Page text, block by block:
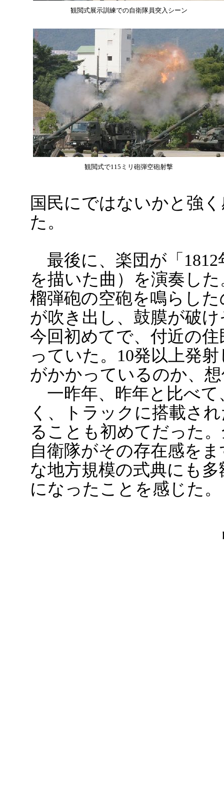
観閲式展示訓練での自衛隊員突入シーン
観閲式で115ミリ砲弾空砲射撃
国民にではないかと強
た。
最後に、楽団が「
を描いた曲）を演奏し
榴弾砲の空砲を鳴らし
が吹き出し、鼓膜が破
今回初めてで、付近の
っていた。10発以上発
がかかっているのか、
一昨年、昨年と比べて
く、トラックに搭載さ
ることも初めてだった
自衛隊がその存在感を
な地方規模の式典にも
になったことを感じた。